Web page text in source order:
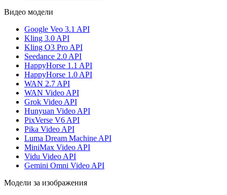
Видео модели
Google Veo 3.1 API
Kling 3.0 API
Kling O3 Pro API
Seedance 2.0 API
HappyHorse 1.1 API
HappyHorse 1.0 API
WAN 2.7 API
WAN Video API
Grok Video API
Hunyuan Video API
PixVerse V6 API
Pika Video API
Luma Dream Machine API
MiniMax Video API
Vidu Video API
Gemini Omni Video API
Модели за изображения